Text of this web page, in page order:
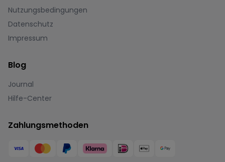
Nutzungsbedingungen
Datenschutz
Impressum
Blog
Journal
Hilfe-Center
Zahlungsmethoden